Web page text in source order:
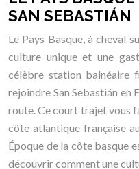
SAN SEBASTIÁN
Le Pays Basque, à cheval
culture unique et une
célèbre station balnéaire
rejoindre San Sebastián en
route. Ce court trajet vous
côte atlantique française
Époque de la côte basque
découvrir comment une